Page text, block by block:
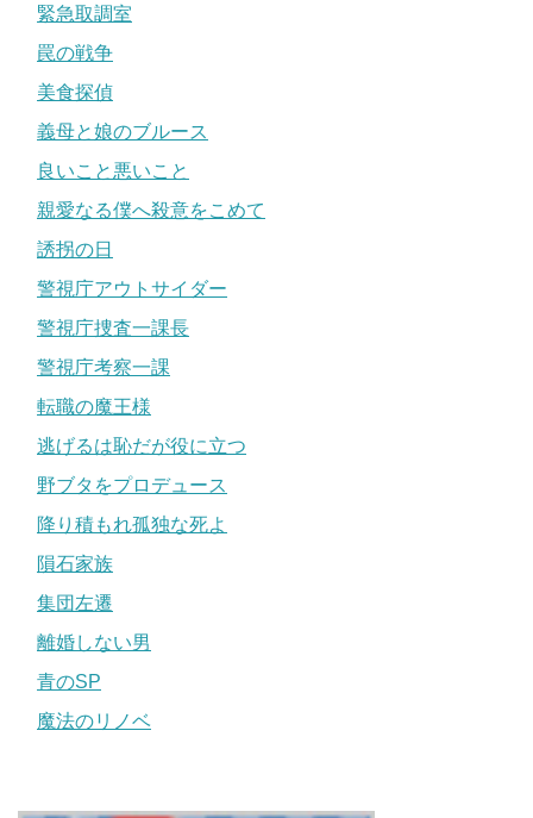
緊急取調室
罠の戦争
美食探偵
義母と娘のブルース
良いこと悪いこと
親愛なる僕へ殺意をこめて
誘拐の日
警視庁アウトサイダー
警視庁捜査一課長
警視庁考察一課
転職の魔王様
逃げるは恥だが役に立つ
野ブタをプロデュース
降り積もれ孤独な死よ
隕石家族
集団左遷
離婚しない男
青のSP
魔法のリノベ